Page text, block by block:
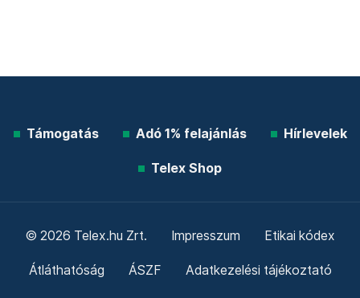
Támogatás Adó 1% felajánlás Hírlevelek
Telex Shop
© 2026 Telex.hu Zrt. Impresszum Etikai kódex
Átláthatóság ÁSZF Adatkezelési tájékoztató